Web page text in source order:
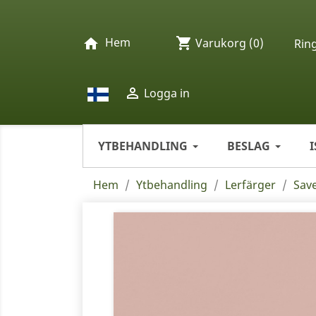
home Hem
 Logga in
shopping_cart Varukorg (0)
YTBEHANDLING BESLAG
Hem Ytbehandling Lerfärger